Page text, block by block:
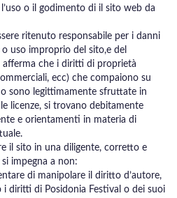
o il godimento di il sito web da
ritenuto responsabile per i danni
o uso improprio del sito,e del
che i diritti di proprietà
ecc) che compaiono su
sono legittimamente sfruttate in
licenze, si trovano debitamente
e orientamenti in materia di
il sito in una diligente, corretto e
impegna a non:
di manipolare il diritto d’autore,
diritti di Posidonia Festival o dei suoi